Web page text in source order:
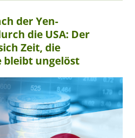
der Yen-
die USA: Der
Zeit, die
bleibt ungelöst